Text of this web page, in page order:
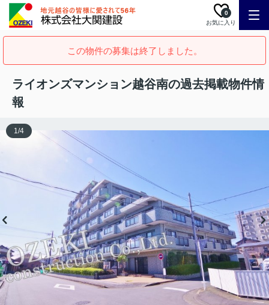
お気に入り
0
この物件の募集は終了しました。
ライオンズマンション越谷南の過去掲載物件情
報
1/4